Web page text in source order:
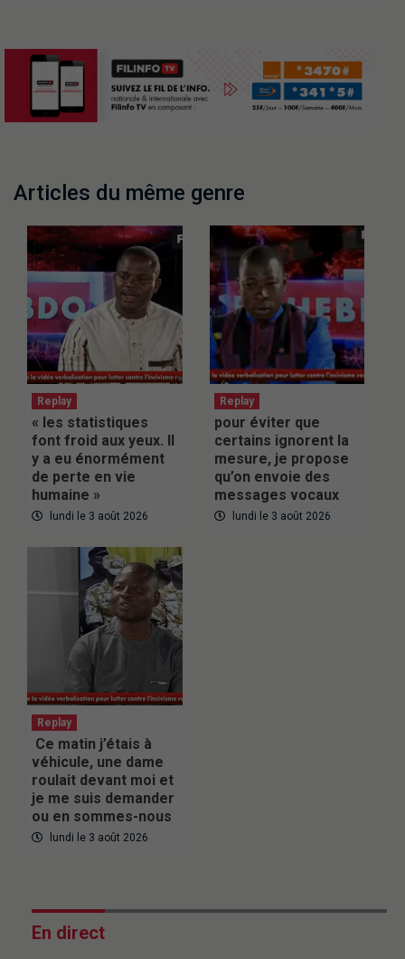
Articles du même genre
Replay
« les statistiques
font froid aux yeux. Il
y a eu énormément
de perte en vie
humaine »
lundi le 3 août 2026
Replay
pour éviter que
certains ignorent la
mesure, je propose
qu’on envoie des
messages vocaux
lundi le 3 août 2026
Replay
Ce matin j’étais à
véhicule, une dame
roulait devant moi et
je me suis demander
ou en sommes-nous
lundi le 3 août 2026
En direct